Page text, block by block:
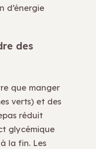
d’énergie
des
que manger
verts) et des
réduit
glycémique
la fin. Les